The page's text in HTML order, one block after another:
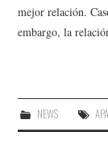
mejor relación.
embargo, la
NEWS